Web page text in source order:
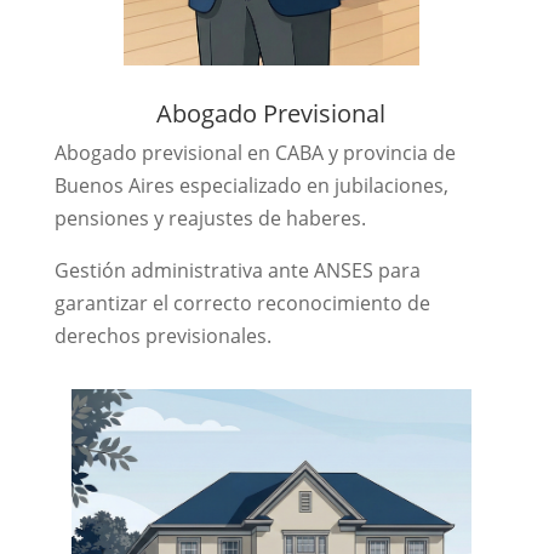
Abogado Previsional
Abogado previsional en CABA y provincia de
Buenos Aires especializado en jubilaciones,
pensiones y reajustes de haberes.
Gestión administrativa ante ANSES para
garantizar el correcto reconocimiento de
derechos previsionales.